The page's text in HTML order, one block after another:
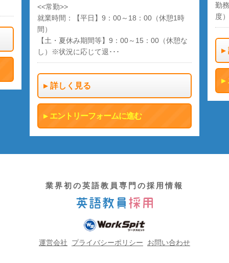
<<常勤>>
就業時間：【平日】9：00～18：00（休憩1時
間）
【土・夏休み期間等】9：00～15：00（休憩な
し）※状況に応じて退･･･
詳しく見る
エントリーフォームに進む
勤
度）
業界初の英語教員専門の採用情報
運営会社 プライバシーポリシー お問い合わせ